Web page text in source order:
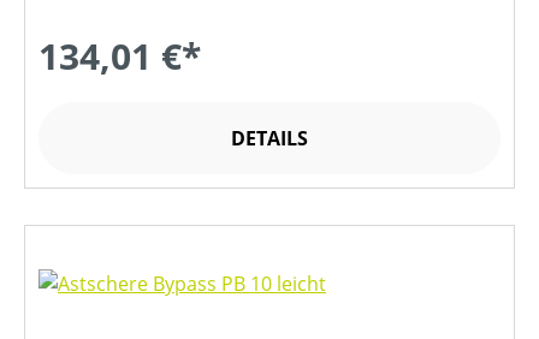
134,01 €*
DETAILS